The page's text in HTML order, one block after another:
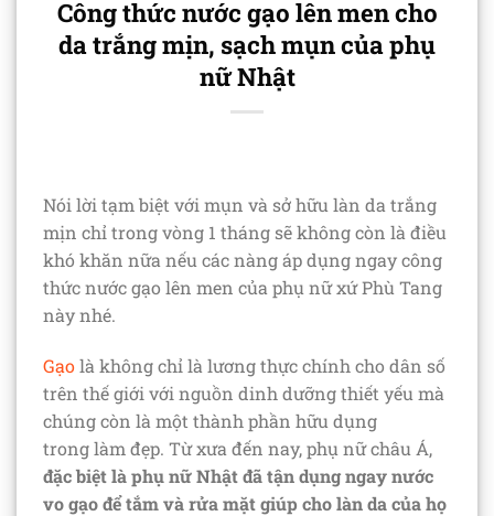
Công thức nước gạo lên men cho
da trắng mịn, sạch mụn của phụ
nữ Nhật
Nói lời tạm biệt với mụn và sở hữu làn da trắng
mịn chỉ trong vòng 1 tháng sẽ không còn là điều
khó khăn nữa nếu các nàng áp dụng ngay công
thức nước gạo lên men của phụ nữ xứ Phù Tang
này nhé.
Gạolà không chỉ là lương thực chính cho dân số
trên thế giới với nguồn dinh dưỡng thiết yếu mà
chúng còn là một thành phần hữu dụng
trong làm đẹp. Từ xưa đến nay, phụ nữ châu Á,
đặc biệt là phụ nữ Nhật đã tận dụng ngay nước
vo gạo để tắm và rửa mặt giúp cho làn da của họ